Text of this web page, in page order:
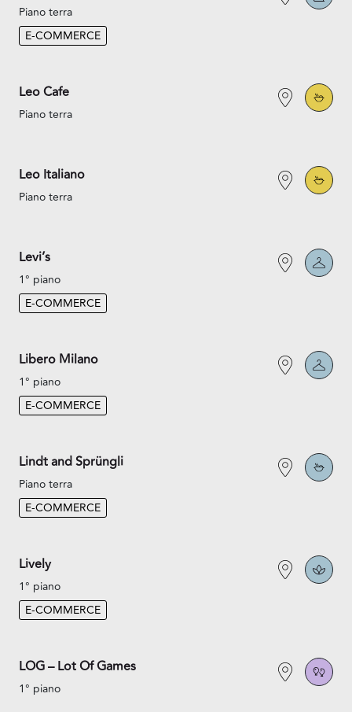
Piano terra
E-COMMERCE
Leo Cafe
Piano terra
Leo Italiano
Piano terra
Levi’s
1° piano
E-COMMERCE
Libero Milano
1° piano
E-COMMERCE
Lindt and Sprüngli
Piano terra
E-COMMERCE
Lively
1° piano
E-COMMERCE
LOG – Lot Of Games
1° piano